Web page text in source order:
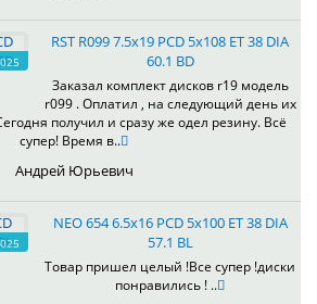
RST R099 7.5x19 PCD 5x108 ET 38 DIA
60.1 BD
Заказал комплект дисков r19 модель
r099 . Оплатил , на следующий день их
получил и сразу же одел резину. Всё
супер! Время в..
Андрей Юрьевич
NEO 654 6.5x16 PCD 5x100 ET 38 DIA
57.1 BL
Товар пришел целый !Все супер !диски
понравились ! ..